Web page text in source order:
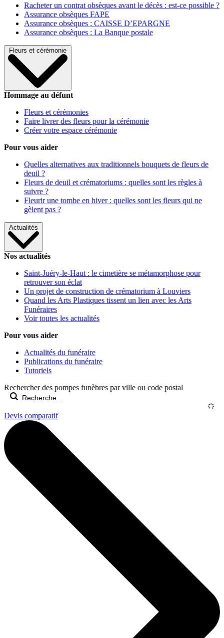
Racheter un contrat obsèques avant le décès : est-ce possible ?
Assurance obsèques FAPE
Assurance obsèques : CAISSE D’EPARGNE
Assurance obsèques : La Banque postale
Fleurs et cérémonie
Hommage au défunt
Fleurs et cérémonies
Faire livrer des fleurs pour la cérémonie
Créer votre espace cérémonie
Pour vous aider
Quelles alternatives aux traditionnels bouquets de fleurs de
deuil ?
Fleurs de deuil et crématoriums : quelles sont les règles à
suivre ?
Fleurir une tombe en hiver : quelles sont les fleurs qui ne
gèlent pas ?
Actualités
Nos actualités
Saint-Juéry-le-Haut : le cimetière se métamorphose pour
retrouver son éclat
Un projet de construction de crématorium à Louviers
Quand les Arts Plastiques tissent un lien avec les Arts
Funéraires
Voir toutes les actualités
Pour vous aider
Actualités du funéraire
Publications du funéraire
Tutoriels
Rechercher des pompes funèbres par ville ou code postal
Devis comparatif